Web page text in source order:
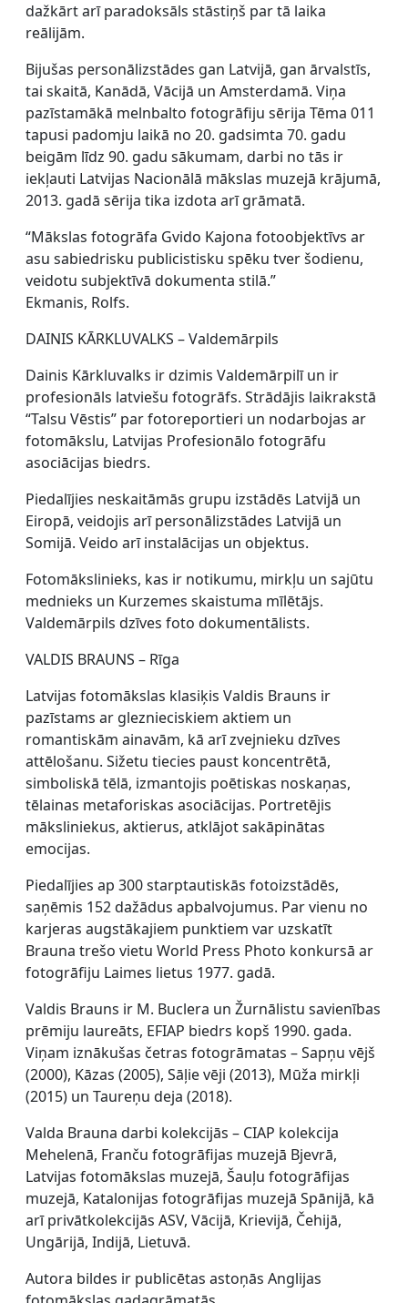
dažkārt arī paradoksāls stāstiņš par tā laika
reālijām.
Bijušas personālizstādes gan Latvijā, gan ārvalstīs,
tai skaitā, Kanādā, Vācijā un Amsterdamā. Viņa
pazīstamākā melnbalto fotogrāfiju sērija Tēma 011
tapusi padomju laikā no 20. gadsimta 70. gadu
beigām līdz 90. gadu sākumam, darbi no tās ir
iekļauti Latvijas Nacionālā mākslas muzejā krājumā,
2013. gadā sērija tika izdota arī grāmatā.
“Mākslas fotogrāfa Gvido Kajona fotoobjektīvs ar
asu sabiedrisku publicistisku spēku tver šodienu,
veidotu subjektīvā dokumenta stilā.”
Ekmanis, Rolfs.
DAINIS KĀRKLUVALKS – Valdemārpils
Dainis Kārkluvalks ir dzimis Valdemārpilī un ir
profesionāls latviešu fotogrāfs. Strādājis laikrakstā
“Talsu Vēstis” par fotoreportieri un nodarbojas ar
fotomākslu, Latvijas Profesionālo fotogrāfu
asociācijas biedrs.
Piedalījies neskaitāmās grupu izstādēs Latvijā un
Eiropā, veidojis arī personālizstādes Latvijā un
Somijā. Veido arī instalācijas un objektus.
Fotomākslinieks, kas ir notikumu, mirkļu un sajūtu
mednieks un Kurzemes skaistuma mīlētājs.
Valdemārpils dzīves foto dokumentālists.
VALDIS BRAUNS – Rīga
Latvijas fotomākslas klasiķis Valdis Brauns ir
pazīstams ar gleznieciskiem aktiem un
romantiskām ainavām, kā arī zvejnieku dzīves
attēlošanu. Sižetu tiecies paust koncentrētā,
simboliskā tēlā, izmantojis poētiskas noskaņas,
tēlainas metaforiskas asociācijas. Portretējis
māksliniekus, aktierus, atklājot sakāpinātas
emocijas.
Piedalījies ap 300 starptautiskās fotoizstādēs,
saņēmis 152 dažādus apbalvojumus. Par vienu no
karjeras augstākajiem punktiem var uzskatīt
Brauna trešo vietu World Press Photo konkursā ar
fotogrāfiju Laimes lietus 1977. gadā.
Valdis Brauns ir M. Buclera un Žurnālistu savienības
prēmiju laureāts, EFIAP biedrs kopš 1990. gada.
Viņam iznākušas četras fotogrāmatas – Sapņu vējš
(2000), Kāzas (2005), Sāļie vēji (2013), Mūža mirkļi
(2015) un Taureņu deja (2018).
Valda Brauna darbi kolekcijās – CIAP kolekcija
Mehelenā, Franču fotogrāfijas muzejā Bjevrā,
Latvijas fotomākslas muzejā, Šauļu fotogrāfijas
muzejā, Katalonijas fotogrāfijas muzejā Spānijā, kā
arī privātkolekcijās ASV, Vācijā, Krievijā, Čehijā,
Ungārijā, Indijā, Lietuvā.
Autora bildes ir publicētas astoņās Anglijas